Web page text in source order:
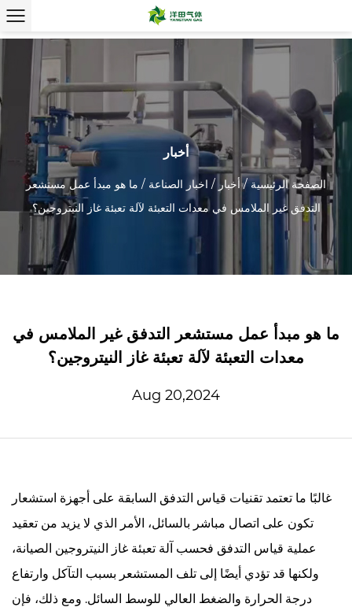
أخبار
الصفحة الرئيسية/أخبار / اخبار الصناعة / ما هو مبدأ عمل مستشعر
التدفق غير الملامس في معدات التعبئة لآلة تعبئة غاز النيتروجين؟
ما هو مبدأ عمل مستشعر التدفق غير الملامس في
معدات التعبئة لآلة تعبئة غاز النيتروجين؟
Aug 20,2024
غالبًا ما تعتمد تقنيات قياس التدفق السابقة على أجهزة استشعار
تكون على اتصال مباشر بالسائل، الأمر الذي لا يزيد من تعقيد
عملية قياس التدفق فحسب آلة تعبئة غاز النيتروجين الصيانة،
ولكنها قد تؤدي أيضًا إلى تلف المستشعر بسبب التآكل وارتفاع
درجة الحرارة والضغط العالي للوسط السائل. ومع ذلك، فإن